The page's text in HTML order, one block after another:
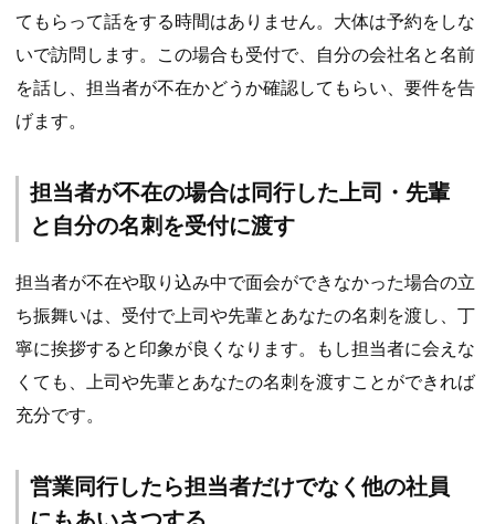
てもらって話をする時間はありません。大体は予約をしな
いで訪問します。この場合も受付で、自分の会社名と名前
を話し、担当者が不在かどうか確認してもらい、要件を告
げます。
担当者が不在の場合は同行した上司・先輩
と自分の名刺を受付に渡す
担当者が不在や取り込み中で面会ができなかった場合の立
ち振舞いは、受付で上司や先輩とあなたの名刺を渡し、丁
寧に挨拶すると印象が良くなります。もし担当者に会えな
くても、上司や先輩とあなたの名刺を渡すことができれば
充分です。
営業同行したら担当者だけでなく他の社員